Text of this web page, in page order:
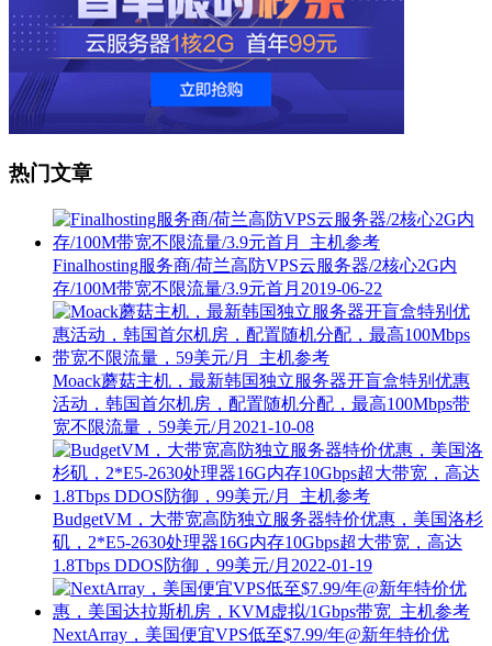
热门文章
Finalhosting服务商/荷兰高防VPS云服务器/2核心2G内
存/100M带宽不限流量/3.9元首月 2019-06-22
Moack蘑菇主机，最新韩国独立服务器开盲盒特别优惠
活动，韩国首尔机房，配置随机分配，最高100Mbps带
宽不限流量，59美元/月 2021-10-08
BudgetVM，大带宽高防独立服务器特价优惠，美国洛杉
矶，2*E5-2630处理器16G内存10Gbps超大带宽，高达
1.8Tbps DDOS防御，99美元/月 2022-01-19
NextArray，美国便宜VPS低至$7.99/年@新年特价优